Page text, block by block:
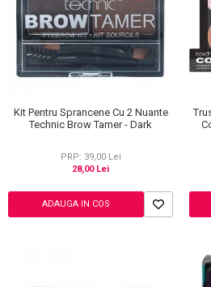
Kit Pentru Sprancene Cu 2 Nuante
Technic Brow Tamer - Dark
PRP: 39,00 Lei
28,00 Lei
ADAUGA IN COS